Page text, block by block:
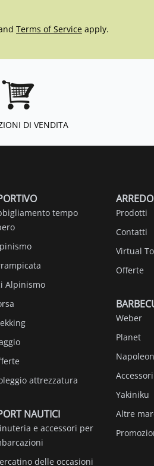
Terms of Service apply.
DI VENDITA
tempo
Alpinismo
attrezzatura
NAUTICI
e accessori per
delle occasioni
Prodotti
Contatti
Virtual
Offerte
Weber
Planet
Napoleon
Yakiniku
Altre